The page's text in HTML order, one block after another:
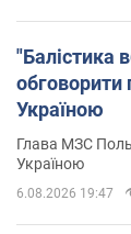
"Балістика
обговорити
Україною
Глава МЗС
Україною
6.08.2026 19:47